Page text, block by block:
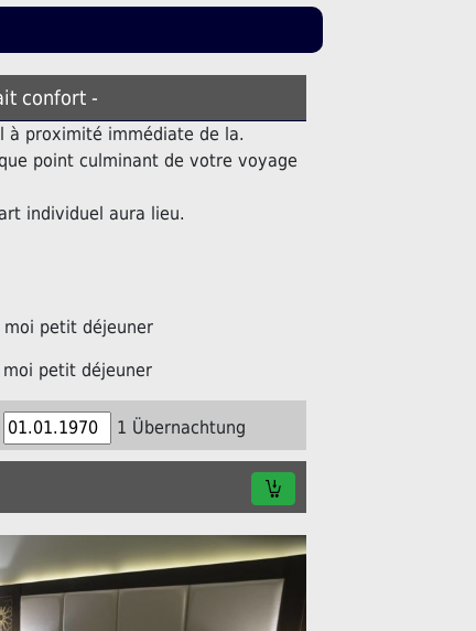
confort -
à proximité immédiate de la.
point culminant de votre voyage
individuel aura lieu.
moi petit déjeuner
petit déjeuner
1 Übernachtung